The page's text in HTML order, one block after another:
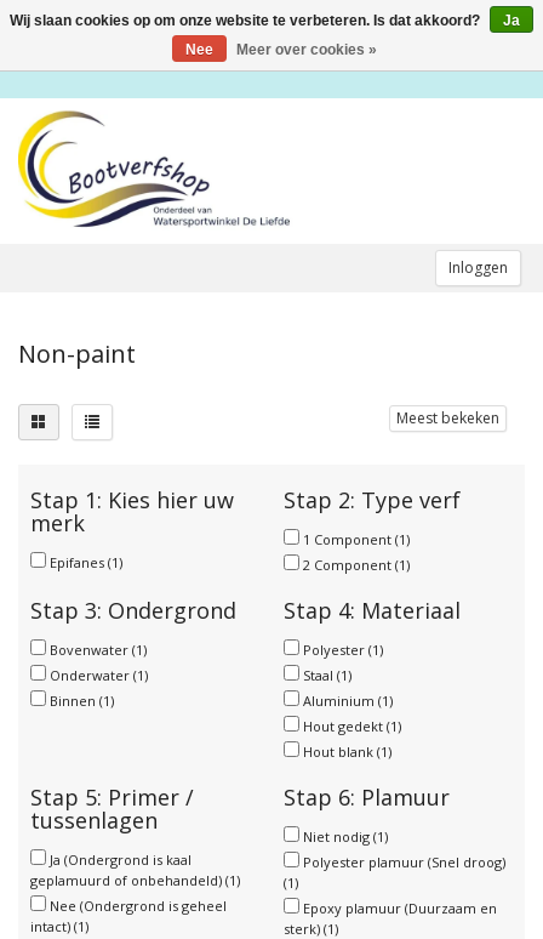
Inloggen
Toggle
Non-paint
Meest bekeken
Stap 1: Kies hier uw
merk
Epifanes (1)
Stap 2: Type verf
1 Component (1)
2 Component (1)
Stap 3: Ondergrond
Bovenwater (1)
Onderwater (1)
Binnen (1)
Stap 4: Materiaal
Polyester (1)
Staal (1)
Aluminium (1)
Hout gedekt (1)
Hout blank (1)
Stap 5: Primer /
tussenlagen
Ja (Ondergrond is kaal
geplamuurd of onbehandeld) (1)
Nee (Ondergrond is geheel
intact) (1)
Stap 6: Plamuur
Niet nodig (1)
Polyester plamuur (Snel droog)
(1)
Epoxy plamuur (Duurzaam en
sterk) (1)
Wij slaan cookies op om onze website te verbeteren. Is dat akkoord?
Ja
Nee
Meer over cookies »